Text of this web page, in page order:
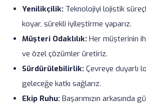
Yenilikçilik: Teknolojiyi lojistik
koyar, sürekli iyileştirme yaparız.
Müşteri Odaklılık: Her müşterinin
ve özel çözümler üretiriz.
Sürdürülebilirlik: Çevreye duyarlı
geleceğe katkı sağlarız.
Ekip Ruhu: Başarımızın arkasında